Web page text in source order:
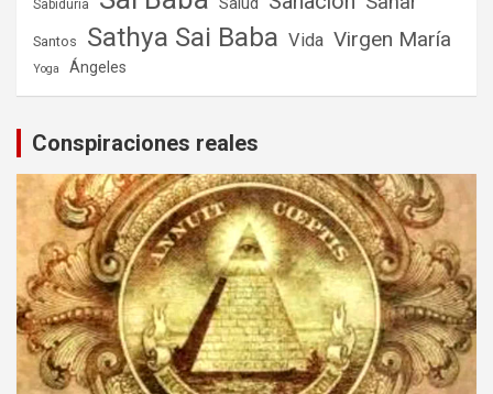
Sabiduría
Santos Sathya Sai Baba Vida Virgen María
Yoga Ángeles
Conspiraciones reales